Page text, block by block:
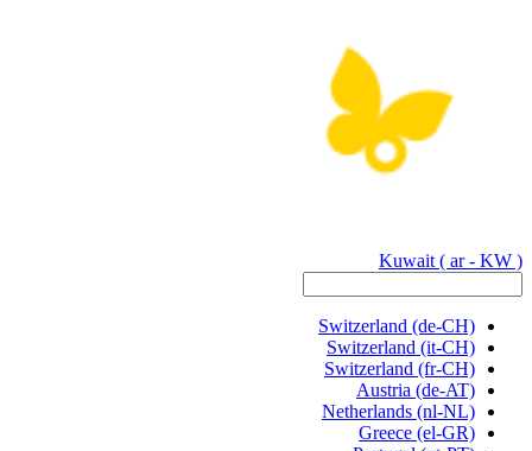
Kuwait ( ar - KW )
Switzerland (de-CH)
Switzerland (it-CH)
Switzerland (fr-CH)
Austria (de-AT)
Netherlands (nl-NL)
Greece (el-GR)